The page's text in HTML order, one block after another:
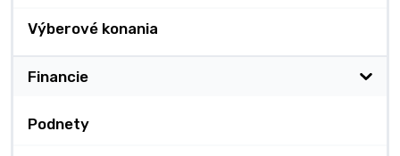
Výberové konania
Financie
Podnety